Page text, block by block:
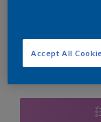
er hard aan
Accept All